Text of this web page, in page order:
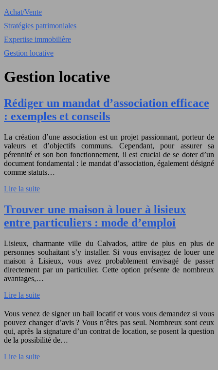
Achat/Vente
Stratégies patrimoniales
Expertise immobilière
Gestion locative
Gestion locative
Rédiger un mandat d’association efficace
: exemples et conseils
La création d’une association est un projet passionnant, porteur de
valeurs et d’objectifs communs. Cependant, pour assurer sa
pérennité et son bon fonctionnement, il est crucial de se doter d’un
document fondamental : le mandat d’association, également désigné
comme statuts…
Lire la suite
Trouver une maison à louer à lisieux
entre particuliers : mode d’emploi
Lisieux, charmante ville du Calvados, attire de plus en plus de
personnes souhaitant s’y installer. Si vous envisagez de louer une
maison à Lisieux, vous avez probablement envisagé de passer
directement par un particulier. Cette option présente de nombreux
avantages,…
Lire la suite
Vous venez de signer un bail locatif et vous vous demandez si vous
pouvez changer d’avis ? Vous n’êtes pas seul. Nombreux sont ceux
qui, après la signature d’un contrat de location, se posent la question
de la possibilité de…
Lire la suite